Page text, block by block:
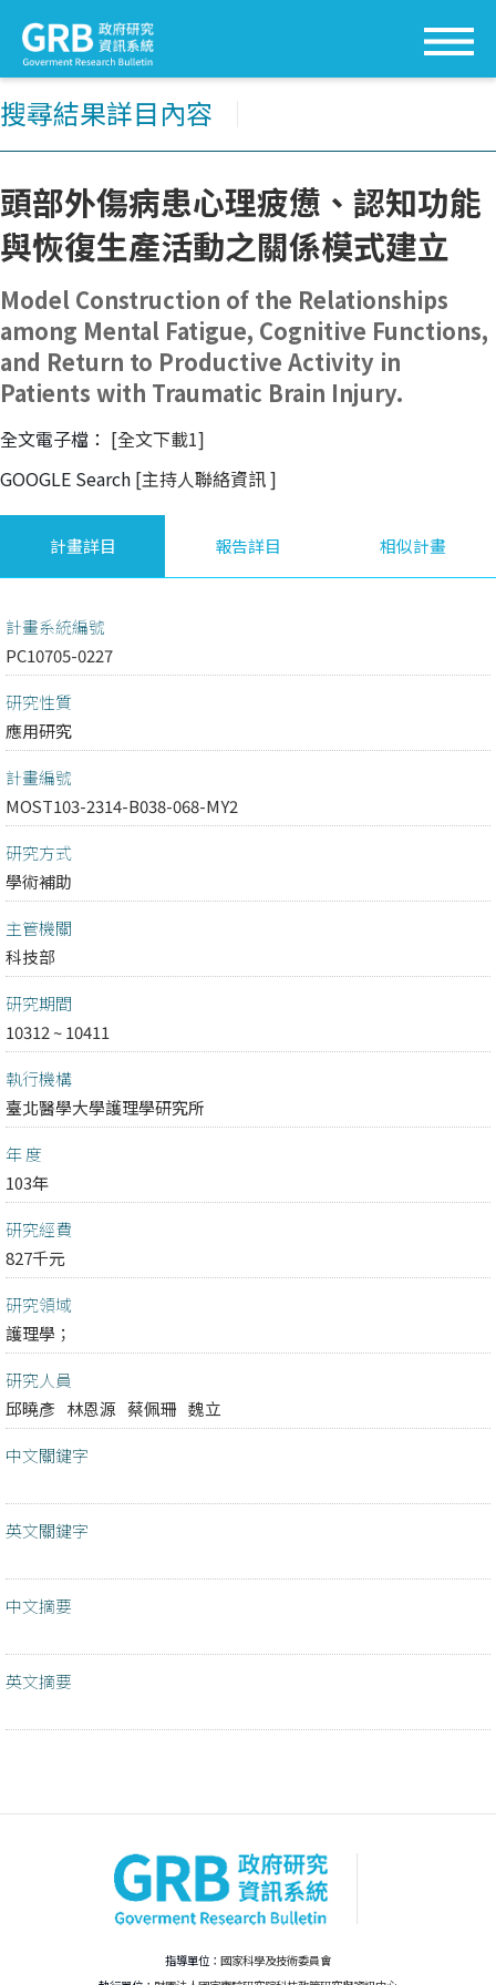
搜尋結果詳目內容
頭部外傷病患心理疲憊、認知功能
與恢復生產活動之關係模式建立
Model Construction of the Relationships
among Mental Fatigue, Cognitive Functions,
and Return to Productive Activity in
Patients with Traumatic Brain Injury.
全文電子檔： [全文下載1]
GOOGLE Search [主持人聯絡資訊]
計畫詳目 報告詳目 相似計畫
計畫系統編號
PC10705-0227
研究性質
應用研究
計畫編號
MOST103-2314-B038-068-MY2
研究方式
學術補助
主管機關
科技部
研究期間
10312 ~ 10411
執行機構
臺北醫學大學護理學研究所
年 度
103年
研究經費
827千元
研究領域
護理學；
研究人員
邱曉彥 林恩源 蔡佩珊 魏立
中文關鍵字
英文關鍵字
中文摘要
英文摘要
指導單位： 國家科學及技術委員會